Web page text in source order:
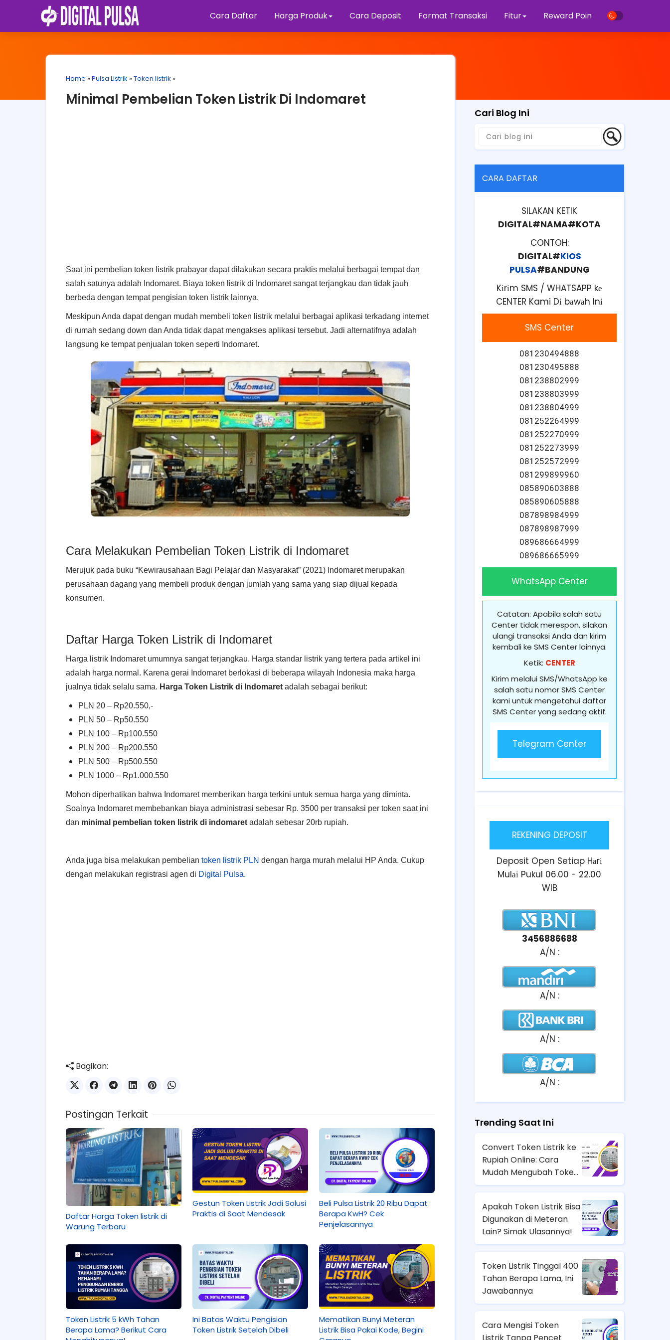
Cara Daftar Harga Produk Cara Deposit Format Transaksi Fitur Reward Poin
Home »Pulsa Listrik »Token listrik »
Minimal Pembelian Token Listrik Di Indomaret
Saat ini pembelian token listrik prabayar dapat dilakukan secara praktis melalui berbagai tempat dan
salah satunya adalah Indomaret. Biaya token listrik di Indomaret sangat terjangkau dan tidak jauh
berbeda dengan tempat pengisian token listrik lainnya.
Meskipun Anda dapat dengan mudah membeli token listrik melalui berbagai aplikasi terkadang internet
di rumah sedang down dan Anda tidak dapat mengakses aplikasi tersebut. Jadi alternatifnya adalah
langsung ke tempat penjualan token seperti Indomaret.
Cara Melakukan Pembelian Token Listrik di Indomaret
Merujuk pada buku “Kewirausahaan Bagi Pelajar dan Masyarakat” (2021) Indomaret merupakan
perusahaan dagang yang membeli produk dengan jumlah yang sama yang siap dijual kepada
konsumen.
Daftar Harga Token Listrik di Indomaret
Harga listrik Indomaret umumnya sangat terjangkau. Harga standar listrik yang tertera pada artikel ini
adalah harga normal. Karena gerai Indomaret berlokasi di beberapa wilayah Indonesia maka harga
jualnya tidak selalu sama. Harga Token Listrik di Indomaret adalah sebagai berikut:
PLN 20 – Rp20.550,-
PLN 50 – Rp50.550
PLN 100 – Rp100.550
PLN 200 – Rp200.550
PLN 500 – Rp500.550
PLN 1000 – Rp1.000.550
Mohon diperhatikan bahwa Indomaret memberikan harga terkini untuk semua harga yang diminta.
Soalnya Indomaret membebankan biaya administrasi sebesar Rp. 3500 per transaksi per token saat ini
dan minimal pembelian token listrik di indomaret adalah sebesar 20rb rupiah.
Anda juga bisa melakukan pembelian token listrik PLN dengan harga murah melalui HP Anda. Cukup
dengan melakukan registrasi agen di Digital Pulsa.
Bagikan:
Postingan Terkait
Daftar Harga Token listrik di
Warung Terbaru
Gestun Token Listrik Jadi Solusi
Praktis di Saat Mendesak
Beli Pulsa Listrik 20 Ribu Dapat
Berapa KwH? Cek
Penjelasannya
Token Listrik 5 kWh Tahan
Berapa Lama? Berikut Cara
Ini Batas Waktu Pengisian
Token Listrik Setelah Dibeli
Mematikan Bunyi Meteran
Listrik Bisa Pakai Kode, Begini
Cari Blog Ini
CARA DAFTAR
SILAKAN KETIK
DIGITAL#NAMA#KOTA
CONTOH:
DIGITAL#KIOS
PULSA#BANDUNG
Kіrіm SMS / WHATSAPP kе
CENTER Kami Dі bаwаh Inі
SMS Center
081230494888
081230495888
081238802999
081238803999
081238804999
081252264999
081252270999
081252273999
081252572999
081299899960
085890603888
085890605888
087898984999
087898987999
089686664999
089686665999
WhatsApp Center
Catatan: Apabila salah satu
Center tidak merespon, silakan
ulangi transaksi Anda dan kirim
kembali ke SMS Center lainnya.
Ketik: CENTER
Kirim melalui SMS/WhatsApp ke
salah satu nomor SMS Center
kami untuk mengetahui daftar
SMS Center yang sedang aktif.
Telegram Center
REKENING DEPOSIT
Deposit Open Setiap Hаrі
Mulаі Pukul 06.00 - 22.00
WIB
3456886688
A/N :
A/N :
A/N :
A/N :
Trending Saat Ini
Convert Token Listrik ke
Rupiah Online: Cara
Mudah Mengubah Token
Jadi Uang Tunai
Apakah Token Listrik Bisa
Digunakan di Meteran
Lain? Simak Ulasannya!
Token Listrik Tinggal 400
Tahan Berapa Lama, Ini
Jawabannya
Cara Mengisi Token
Listrik Tanpa Pencet